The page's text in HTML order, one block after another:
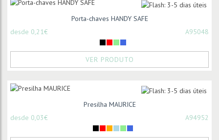
Porta-chaves HANDY SAFE
desde 0,21€
A95048
VER PRODUTO
Presilha MAURICE
desde 0,03€
A94952